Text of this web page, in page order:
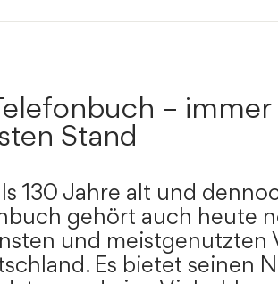
–
Stand
130 Jahre alt und
gehört auch heute
und meistgenutzten
Es bietet seinen